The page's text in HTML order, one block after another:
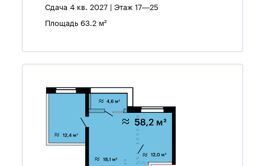
Сдача 4 кв. 2027 | Этаж 17—25
Площадь 63.2 м²